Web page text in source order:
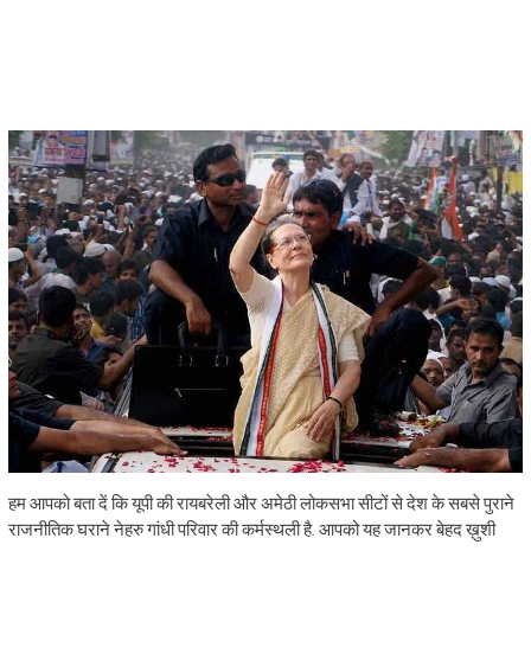
हम आपको बता दें कि यूपी की रायबरेली और अमेठी लोकसभा सीटों से देश के सबसे पुराने
राजनीतिक घराने नेहरु गांधी परिवार की कर्मस्थली है. आपको यह जानकर बेहद ख़ुशी